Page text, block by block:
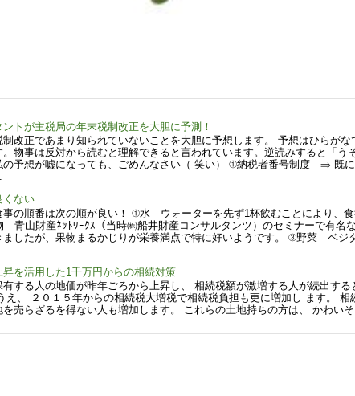
トが主税局の年末税制改正を大胆に予測！
改正であまり知られていないことを大胆に予想します。 予想はひらがな
物事は反対から読むと理解できると言われています。逆読みすると「う
の予想が嘘になっても、ごめんなさい（ 笑い） ①納税者番号制度 ⇒ 既
くない
事の順番は次の順が良い！ ①水 ウォーターを先ず1杯飲むことにより、
青山財産ﾈｯﾄﾜｰｸｽ（当時㈱船井財産コンサルタンツ）のセミナーで有名
ましたが、果物まるかじりが栄養満点で特に好いようです。 ③野菜 ベジ
を活用した1千万円からの相続対策
する人の地価が昨年ごろから上昇し、 相続税額が激増する人が続出する
え、 ２０１５年からの相続税大増税で相続税負担も更に増加し ます。 相
売らざるを得ない人も増加します。 これらの土地持ちの方は、 かわいそ